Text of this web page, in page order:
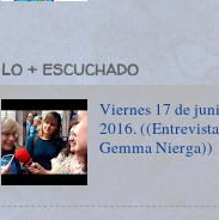
LO + ESCUCHADO
Viernes 17 de
2016. ((Entrevista
Gemma Nierga))